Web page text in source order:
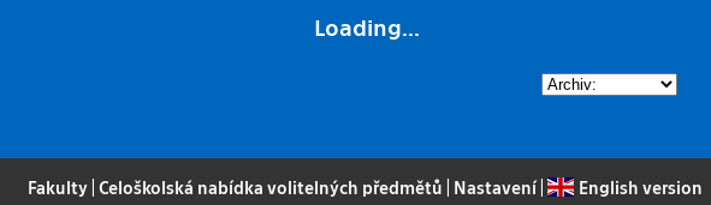
Loading...
Fakulty |Celoškolská nabídka volitelných předmětů Nastavení| English version